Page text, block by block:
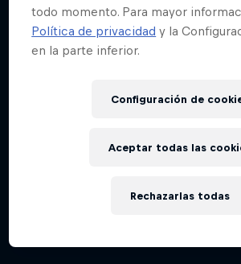
WSL Finals Fiji
todo momento. Para mayor
Política de privacidad y la
en la parte inferior.
Configuración de
Rechazarlas todas
Aceptar todas las